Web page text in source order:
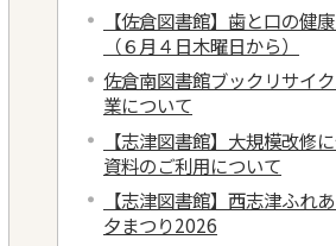
【佐倉図書館】歯と口の健
（６月４日木曜日から）
佐倉南図書館ブックリサイ
業について
【志津図書館】大規模改修
資料のご利用について
【志津図書館】西志津ふれ
夕まつり2026